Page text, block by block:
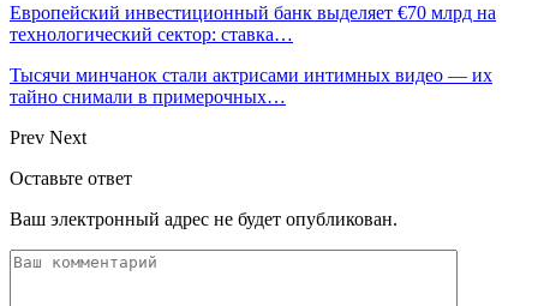
Европейский инвестиционный банк выделяет €70 млрд на
технологический сектор: ставка…
Тысячи минчанок стали актрисами интимных видео — их
тайно снимали в примерочных…
Prev Next
Оставьте ответ
Ваш электронный адрес не будет опубликован.